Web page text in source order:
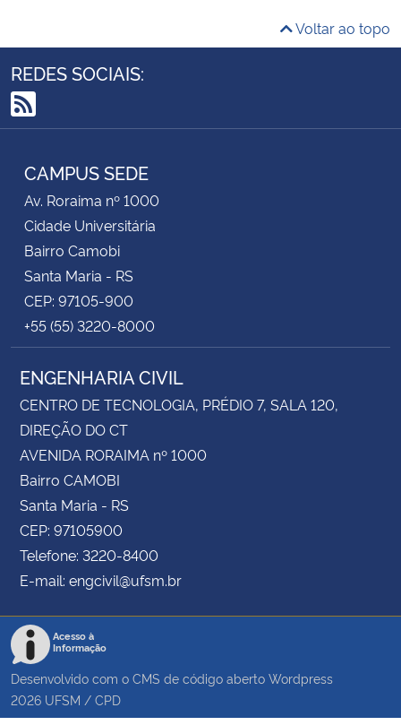
Voltar ao topo
REDES SOCIAIS:
RSS
CAMPUS SEDE
Av. Roraima nº 1000
Cidade Universitária
Bairro Camobi
Santa Maria - RS
CEP: 97105-900
+55 (55) 3220-8000
ENGENHARIA CIVIL
CENTRO DE TECNOLOGIA, PRÉDIO 7, SALA 120,
DIREÇÃO DO CT
AVENIDA RORAIMA nº 1000
Bairro CAMOBI
Santa Maria - RS
CEP: 97105900
Telefone: 3220-8400
E-mail: engcivil@ufsm.br
Acesso à
Informação
Desenvolvido com o CMS de código aberto Wordpress
2026 UFSM / CPD